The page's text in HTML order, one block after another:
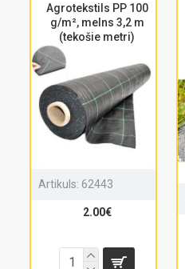
Agrotekstils PP 100
g/m², melns 3,2 m
(tekošie metri)
Artikuls: 62443
2.00€